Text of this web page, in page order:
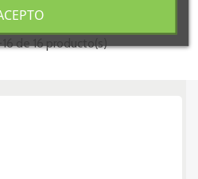
de 16 producto(s)